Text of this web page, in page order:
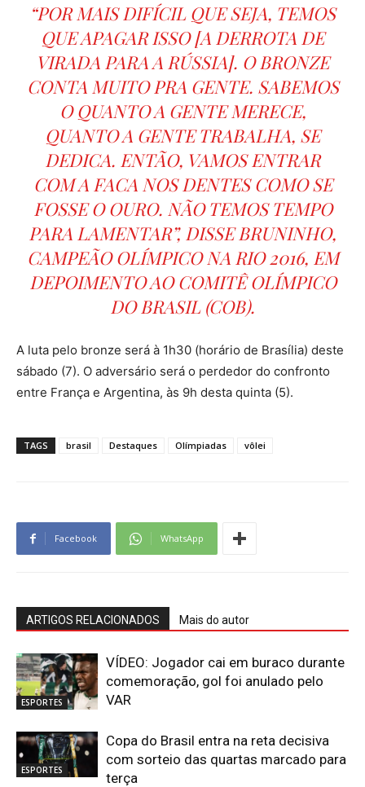
“POR MAIS DIFÍCIL QUE SEJA, TEMOS
QUE APAGAR ISSO [A DERROTA DE
VIRADA PARA A RÚSSIA]. O BRONZE
CONTA MUITO PRA GENTE. SABEMOS
O QUANTO A GENTE MERECE,
QUANTO A GENTE TRABALHA, SE
DEDICA. ENTÃO, VAMOS ENTRAR
COM A FACA NOS DENTES COMO SE
FOSSE O OURO. NÃO TEMOS TEMPO
PARA LAMENTAR”, DISSE BRUNINHO,
CAMPEÃO OLÍMPICO NA RIO 2016, EM
DEPOIMENTO AO COMITÊ OLÍMPICO
DO BRASIL (COB).
A luta pelo bronze será à 1h30 (horário de Brasília) deste
sábado (7). O adversário será o perdedor do confronto
entre França e Argentina, às 9h desta quinta (5).
TAGS brasil Destaques Olímpiadas vôlei
Facebook WhatsApp
ARTIGOS RELACIONADOS Mais do autor
ESPORTES
VÍDEO: Jogador cai em buraco durante
comemoração, gol foi anulado pelo
VAR
ESPORTES
Copa do Brasil entra na reta decisiva
com sorteio das quartas marcado para
terça